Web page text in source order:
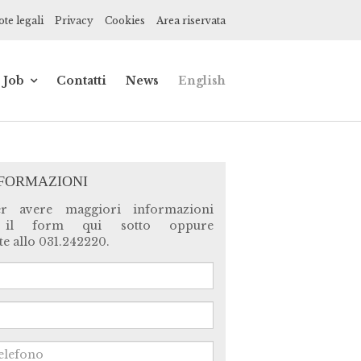
legali Privacy Cookies Area riservata
Job
Contatti News English
avere maggiori informazioni
il form qui sotto oppure
allo 031.242220.